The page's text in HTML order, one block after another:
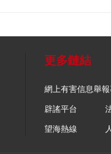
更多鏈結
網上有害信息舉
辟謠平台
望海熱線